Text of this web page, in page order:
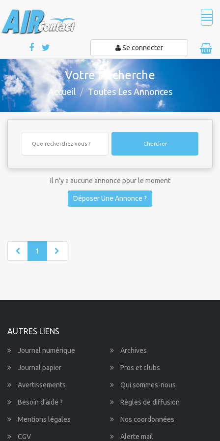
Se connecter
Votre Recherche
Accueil Toutes Les Annonces
Chercher
Il n'y a aucune annonce pour le moment
Déposer Une Annonce ?
1
AUTRES LIENS
Journal numérique Archives
Journal papier Pros et clubs
Avertissements Qui sommes-nous
Besoin d’aide ? Règles de diffusion
Mentions légales Nos coordonnées
CGV Alerte mail